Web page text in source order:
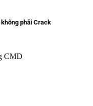
phải Crack